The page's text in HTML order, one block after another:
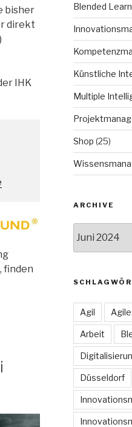
bisher
direkt
IHK
finden
Blended
Künstliche
Multiple
Shop (25)
ARCHIVE
Agil
Arbeit
Düsseldorf